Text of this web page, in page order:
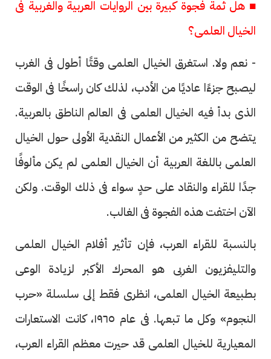
■ هل ثمة فجوة كبيرة بين الروايات العربية والغربية فى
الخيال العلمى؟
- نعم ولا. استغرق الخيال العلمى وقتًا أطول فى الغرب
ليصبح جزءًا عاديًا من الأدب، لذلك كان راسخًا فى الوقت
الذى بدأ فيه الخيال العلمى فى العالم الناطق بالعربية.
يتضح من الكثير من الأعمال النقدية الأولى حول الخيال
العلمى باللغة العربية أن الخيال العلمى لم يكن مألوفًا
جدًا للقراء والنقاد على حدٍ سواء فى ذلك الوقت. ولكن
الآن اختفت هذه الفجوة فى الغالب.
بالنسبة للقراء العرب، فإن تأثير أفلام الخيال العلمى
والتليفزيون الغربى هو المحرك الأكبر لزيادة الوعى
بطبيعة الخيال العلمى، انظرى فقط إلى سلسلة «حرب
النجوم» وكل ما تبعها. فى عام ١٩٦٥، كانت الاستعارات
المعيارية للخيال العلمى قد حيرت معظم القراء العرب،